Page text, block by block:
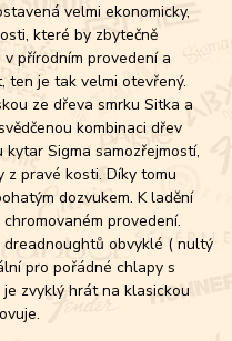
velmi ekonomicky,
které by zbytečně
přírodním provedení a
ten je tak velmi otevřený.
ze dřeva smrku Sitka a
kombinaci dřev
Sigma samozřejmostí,
pravé kosti. Díky tomu
dozvukem. K ladění
provedení.
obvyklé ( nultý
pro pořádné chlapy s
zvyklý hrát na klasickou